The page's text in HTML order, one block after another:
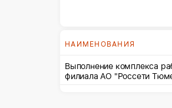
НАИМЕНОВАНИЯ
Выполнение комплекса
филиала АО "Россети